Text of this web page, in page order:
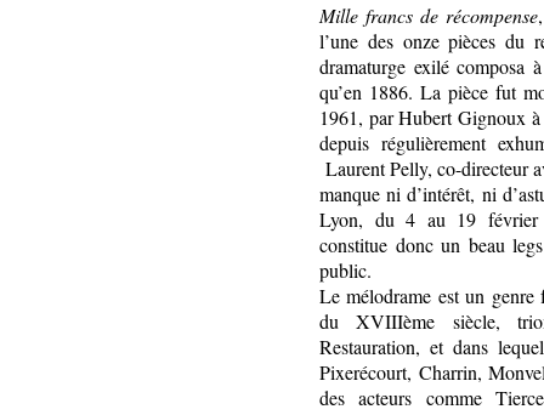
Mille francs de récompense
l’une des onze pièces du
dramaturge exilé composa
qu’en 1886. La pièce fut
1961, par Hubert Gignoux
depuis régulièrement
Laurent Pelly, co-directeur
manque ni d’intérêt, ni
Lyon, du 4 au 19 février
constitue donc un beau
public.
Le mélodrame est un
du XVIIIème siècle,
Restauration, et dans
Pixerécourt, Charrin,
des acteurs comme